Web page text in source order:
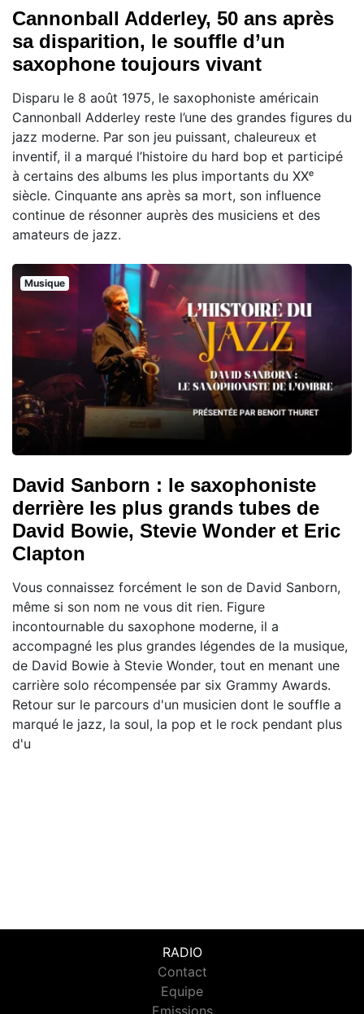
Cannonball Adderley, 50 ans après
sa disparition, le souffle d’un
saxophone toujours vivant
Disparu le 8 août 1975, le saxophoniste américain
Cannonball Adderley reste l’une des grandes figures du
jazz moderne. Par son jeu puissant, chaleureux et
inventif, il a marqué l’histoire du hard bop et participé
à certains des albums les plus importants du XXᵉ
siècle. Cinquante ans après sa mort, son influence
continue de résonner auprès des musiciens et des
amateurs de jazz.
Musique
David Sanborn : le saxophoniste
derrière les plus grands tubes de
David Bowie, Stevie Wonder et Eric
Clapton
Vous connaissez forcément le son de David Sanborn,
même si son nom ne vous dit rien. Figure
incontournable du saxophone moderne, il a
accompagné les plus grandes légendes de la musique,
de David Bowie à Stevie Wonder, tout en menant une
carrière solo récompensée par six Grammy Awards.
Retour sur le parcours d'un musicien dont le souffle a
marqué le jazz, la soul, la pop et le rock pendant plus
d'u
RADIO
Contact
Equipe